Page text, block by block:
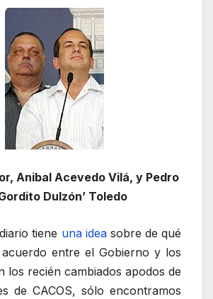
Anibal Acevedo Vilá, y Pedro
Gordito Dulzón’ Toledo
tiene una ideasobre de qué
entre el Gobierno y los
los recién cambiados apodos de
de CACOS, sólo encontramos